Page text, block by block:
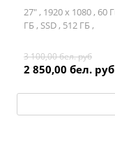
27" , 1920 x 1080 ,
ГБ ,
SSD , 512 ГБ ,
3 100,00бел. руб
2 850,00 бел. руб